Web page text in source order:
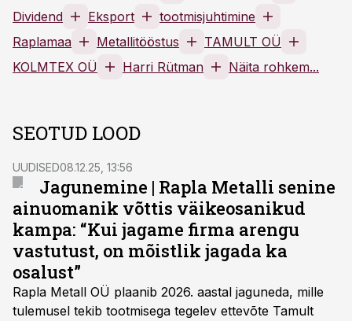
Dividend
Eksport
tootmisjuhtimine
Raplamaa
Metallitööstus
TAMULT OÜ
KOLMTEX OÜ
Harri Rütman Näita rohkem...
SEOTUD LOOD
UUDISED08.12.25, 13:56
Jagunemine | Rapla Metalli senine
ainuomanik võttis väikeosanikud
kampa: “Kui jagame firma arengu
vastutust, on mõistlik jagada ka
osalust”
Rapla Metall OÜ plaanib 2026. aastal jaguneda, mille
tulemusel tekib tootmisega tegelev ettevõte Tamult